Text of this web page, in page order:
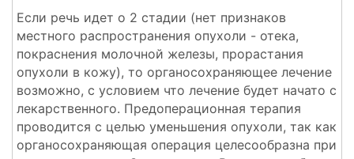
Если речь идет о 2 стадии (нет признаков
местного распространения опухоли - отека,
покраснения молочной железы, прорастания
опухоли в кожу), то органосохраняющее лечение
возможно, с условием что лечение будет начато с
лекарственного. Предоперационная терапия
проводится с целью уменьшения опухоли, так как
органосохраняющая операция целесообразна при